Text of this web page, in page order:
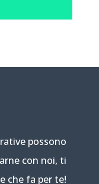
possono
con noi, ti
che fa per te!